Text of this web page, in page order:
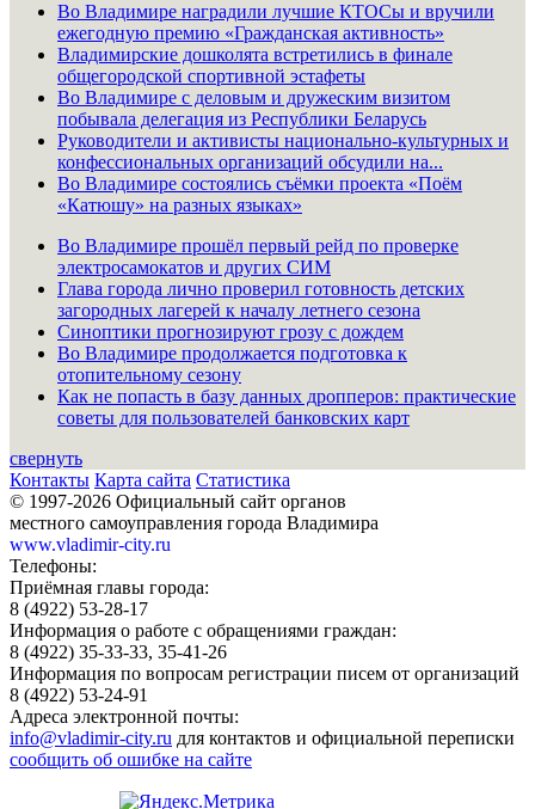
Во Владимире наградили лучшие КТОСы и вручили
ежегодную премию «Гражданская активность»
Владимирские дошколята встретились в финале
общегородской спортивной эстафеты
Во Владимире с деловым и дружеским визитом
побывала делегация из Республики Беларусь
Руководители и активисты национально-культурных и
конфессиональных организаций обсудили на...
Во Владимире состоялись съёмки проекта «Поём
«Катюшу» на разных языках»
Во Владимире прошёл первый рейд по проверке
электросамокатов и других СИМ
Глава города лично проверил готовность детских
загородных лагерей к началу летнего сезона
Синоптики прогнозируют грозу с дождем
Во Владимире продолжается подготовка к
отопительному сезону
Как не попасть в базу данных дропперов: практические
советы для пользователей банковских карт
свернуть
Контакты Карта сайта Статистика
© 1997-2026 Официальный сайт органов
местного самоуправления города Владимира
www.vladimir-city.ru
Телефоны:
Приёмная главы города:
8 (4922) 53-28-17
Информация о работе с обращениями граждан:
8 (4922) 35-33-33, 35-41-26
Информация по вопросам регистрации писем от организаций
8 (4922) 53-24-91
Адреса электронной почты:
info@vladimir-city.ru для контактов и официальной переписки
сообщить об ошибке на сайте